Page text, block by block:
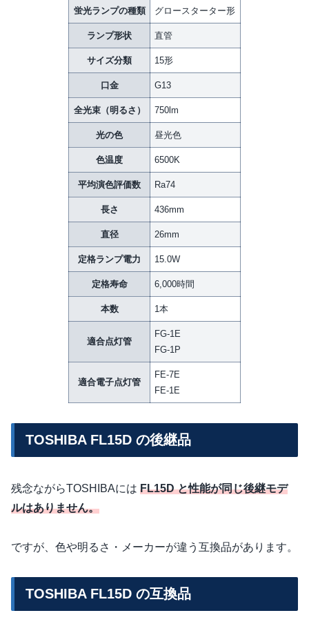
蛍光ランプの種類 グロースターター形
ランプ形状 直管
サイズ分類 15形
口金 G13
全光束（明るさ） 750lm
光の色 昼光色
色温度 6500K
平均演色評価数 Ra74
長さ 436mm
直径 26mm
定格ランプ電力 15.0W
定格寿命 6,000時間
本数 1本
適合点灯管
FG-1E
FG-1P
適合電子点灯管
FE-7E
FE-1E
TOSHIBA FL15D の後継品
残念ながらTOSHIBAには FL15D と性能が同じ後継モデ
ルはありません。
ですが、色や明るさ・メーカーが違う互換品があります。
TOSHIBA FL15D の互換品